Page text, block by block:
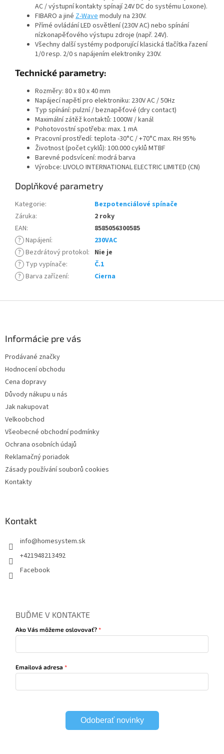
AC / výstupní kontakty spínají 24V DC do systému Loxone).
FIBARO a jiné Z-Wavemoduly na 230V.
Přímé ovládání LED osvětlení (230V AC) nebo spínání
nízkonapěťového výstupu zdroje (např. 24V).
Všechny další systémy podporující klasická tlačítka řazení
1/0 resp. 2/0 s napájením elektroniky 230V.
Technické parametry:
Rozměry: 80 x 80 x 40 mm
Napájecí napětí pro elektroniku: 230V AC / 50Hz
Typ spínání: pulzní / beznapěťové (dry contact)
Maximální zátěž kontaktů: 1000W / kanál
Pohotovostní spotřeba: max. 1 mA
Pracovní prostředí: teplota -30°C / +70°C max. RH 95%
Životnost (počet cyklů): 100.000 cyklů MTBF
Barevné podsvícení: modrá barva
Výrobce: LIVOLO INTERNATIONAL ELECTRIC LIMITED (CN)
Doplňkové parametry
Kategorie:
Bezpotenciálové spínače
Záruka:
2 roky
EAN:
8585056300585
? Napájení:
230VAC
? Bezdrátový protokol: Nie je
? Typ vypínače:
Č.1
? Barva zařízení: Cierna
Informácie pre vás
Prodávané značky
Hodnocení obchodu
Cena dopravy
Důvody nákupu u nás
Jak nakupovat
Velkoobchod
Všeobecné obchodní podmínky
Ochrana osobních údajů
Reklamačný poriadok
Zásady používání souborů cookies
Kontakty
Kontakt
info@homesystem.sk
+421948213492
Facebook
BUĎME V KONTAKTE
Ako Vás môžeme oslovovať?
Emailová adresa
Odoberať novinky